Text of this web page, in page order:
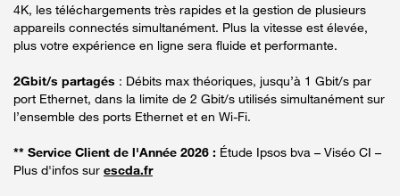
4K, les téléchargements très rapides et la gestion de plusieurs
appareils connectés simultanément. Plus la vitesse est élevée,
plus votre expérience en ligne sera fluide et performante.
2Gbit/s partagés : Débits max théoriques, jusqu’à 1 Gbit/s par
port Ethernet, dans la limite de 2 Gbit/s utilisés simultanément sur
l’ensemble des ports Ethernet et en Wi-Fi.
** Service Client de l'Année 2026 : Étude Ipsos bva – Viséo CI –
Plus d'infos sur escda.fr